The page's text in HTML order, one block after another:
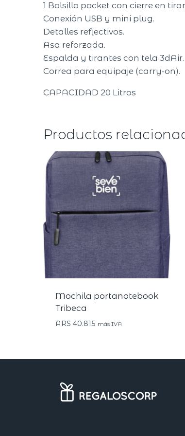
1 Bolsillo pocket con cierre en
Conexión USB y mini plug.
Detalles reflectivos.
Asa reforzada.
Espalda y tirantes con tela 3dAir.
Correa para equipaje (carry-on).
CAPACIDAD 20 Litros
Productos
Mochila portanotebook
Tribeca
ARS 40.815 más IVA